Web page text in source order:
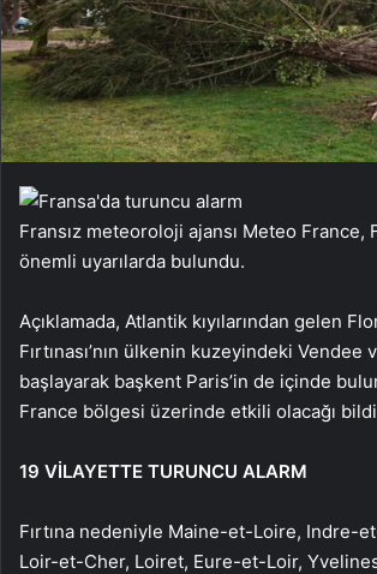
Fransız meteoroloji ajansı Meteo France,
önemli uyarılarda bulundu.
Açıklamada, Atlantik kıyılarından gelen
Fırtınası’nın ülkenin kuzeyindeki Vendee
başlayarak başkent Paris’in de içinde
France bölgesi üzerinde etkili olacağı
19 VİLAYETTE TURUNCU ALARM
Fırtına nedeniyle Maine-et-Loire, Indre-
Loir-et-Cher, Loiret, Eure-et-Loir,